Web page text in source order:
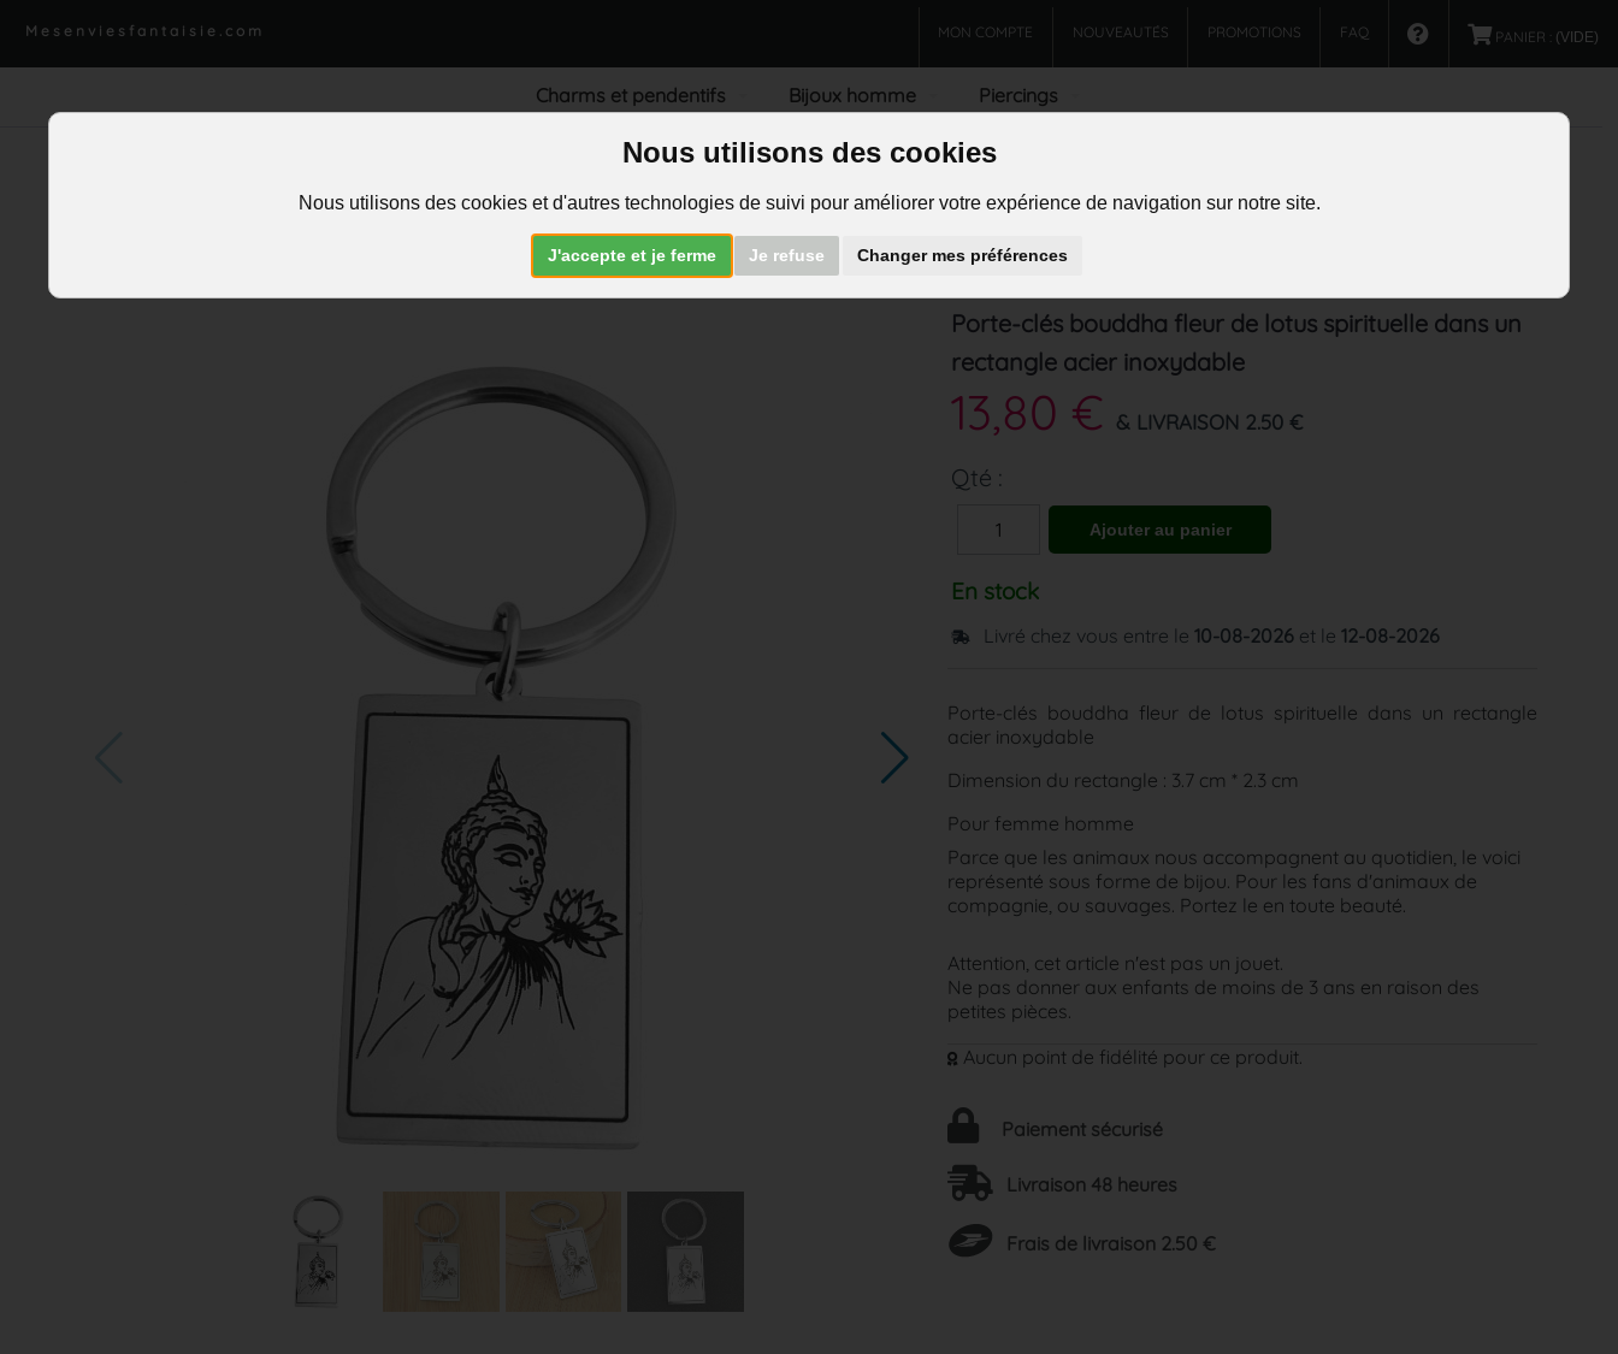
Nous utilisons des cookies
Nous utilisons des cookies et d'autres technologies de suivi pour améliorer votre expérience de navigation sur notre site.
J'accepte et je ferme Je refuse Changer mes préférences
Mesenviesfantaisie.com MON COMPTE NOUVEAUTÉS PROMOTIONS FAQ PANIER : (VIDE)
Charms et pendentifs Bijoux homme Piercings
> Porte-clés
Porte-clés bouddha fleur de lotus spirituelle dans un
rectangle acier inoxydable
13,80 € & LIVRAISON 2.50 €
Qté :
En stock
Livré chez vous entre le10-08-2026 et le12-08-2026
Porte-clés bouddha fleur de lotus spirituelle dans un rectangle
acier inoxydable
Dimension du rectangle : 3.7 cm * 2.3 cm
Pour femme homme
Parce que les animaux nous accompagnent au quotidien, le voici
représenté sous forme de bijou. Pour les fans d'animaux de
compagnie, ou sauvages. Portez le en toute beauté.
Attention, cet article n'est pas un jouet.
Ne pas donner aux enfants de moins de 3 ans en raison des
petites pièces.
Aucun point de fidélité pour ce produit.
Paiement sécurisé
Livraison 48 heures
Frais de livraison 2.50 €